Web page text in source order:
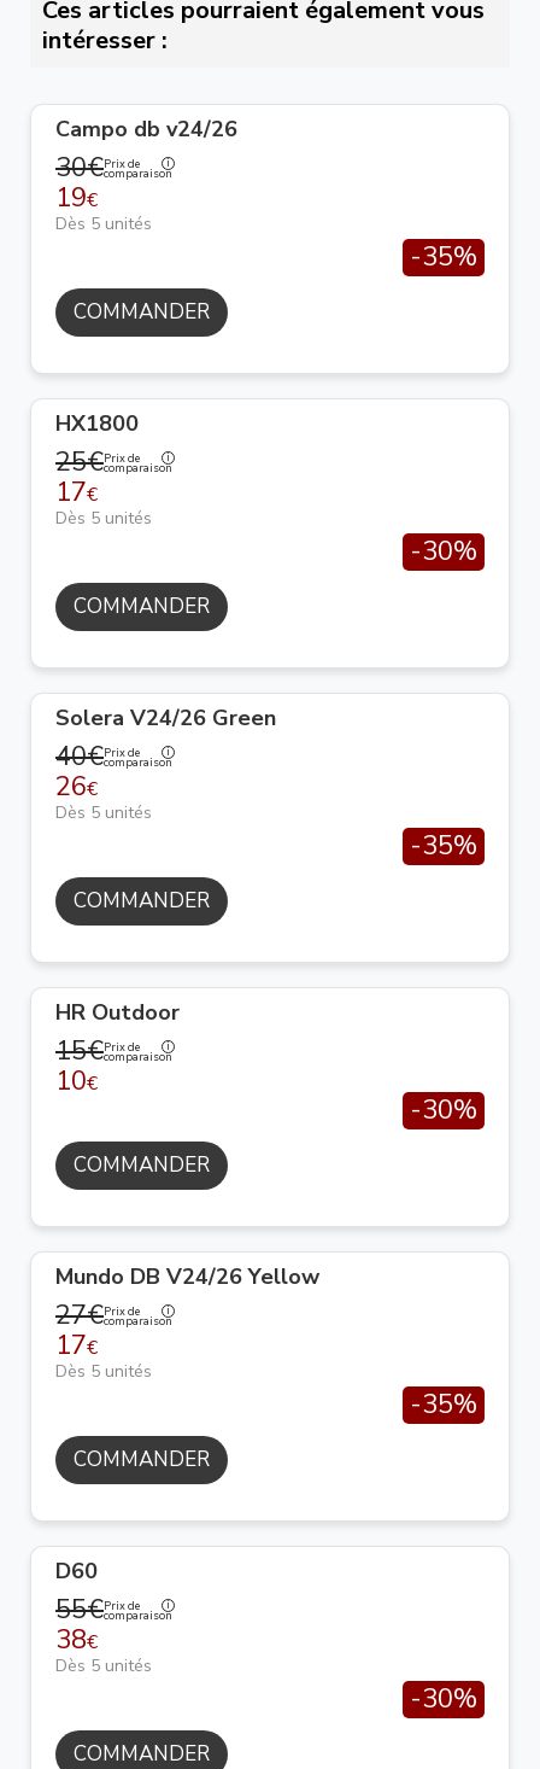
Ces articles pourraient également vous
intéresser :
Campo db v24/26
30€Prix de
comparaison
19€
Dès 5 unités
-35%
COMMANDER
HX1800
25€Prix de
comparaison
17€
Dès 5 unités
-30%
COMMANDER
Solera V24/26 Green
40€Prix de
comparaison
26€
Dès 5 unités
-35%
COMMANDER
HR Outdoor
15€Prix de
comparaison
10€
-30%
COMMANDER
Mundo DB V24/26 Yellow
27€Prix de
comparaison
17€
Dès 5 unités
-35%
COMMANDER
D60
55€Prix de
comparaison
38€
Dès 5 unités
-30%
COMMANDER